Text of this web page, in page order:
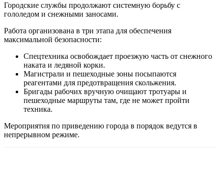
Городские службы продолжают системную борьбу с
гололедом и снежными заносами.
Работа организована в три этапа для обеспечения
максимальной безопасности:
Спецтехника освобождает проезжую часть от снежного
наката и ледяной корки.
Магистрали и пешеходные зоны посыпаются
реагентами для предотвращения скольжения.
Бригады рабочих вручную очищают тротуары и
пешеходные маршруты там, где не может пройти
техника.
Мероприятия по приведению города в порядок ведутся в
непрерывном режиме.